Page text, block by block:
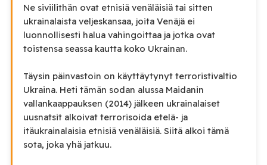
Ne siviilithän ovat etnisiä venäläisiä tai sitten
ukrainalaista veljeskansaa, joita Venäjä ei
luonnollisesti halua vahingoittaa ja jotka ovat
toistensa seassa kautta koko Ukrainan.
Täysin päinvastoin on käyttäytynyt terroristivaltio
Ukraina. Heti tämän sodan alussa Maidanin
vallankaappauksen (2014) jälkeen ukrainalaiset
uusnatsit alkoivat terrorisoida etelä- ja
itäukrainalaisia etnisiä venäläisiä. Siitä alkoi tämä
sota, joka yhä jatkuu.